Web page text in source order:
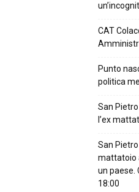
CAT
Punto
politica
San
l’ex
San Pietro
mattatoio
un paese.
18:00